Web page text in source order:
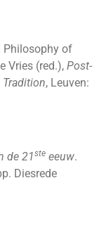
Philosophy of
Vries (red.), Post-
, Leuven:
de 21steeeuw.
Diesrede